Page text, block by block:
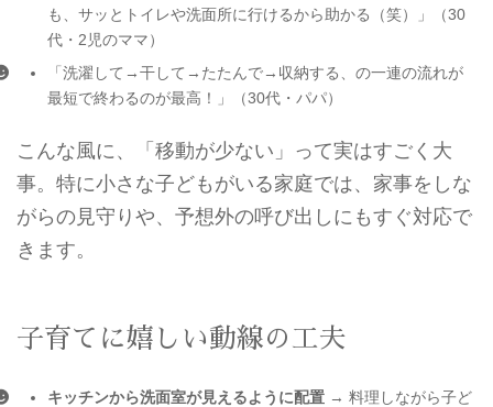
も、サッとトイレや洗面所に行けるから助かる（笑）」（30
代・2児のママ）
「洗濯して→干して→たたんで→収納する、の一連の流れが
最短で終わるのが最高！」（30代・パパ）
こんな風に、「移動が少ない」って実はすごく大
事。特に小さな子どもがいる家庭では、家事をしな
がらの見守りや、予想外の呼び出しにもすぐ対応で
きます。
子育てに嬉しい動線の工夫
キッチンから洗面室が見えるように配置 → 料理しながら子ど